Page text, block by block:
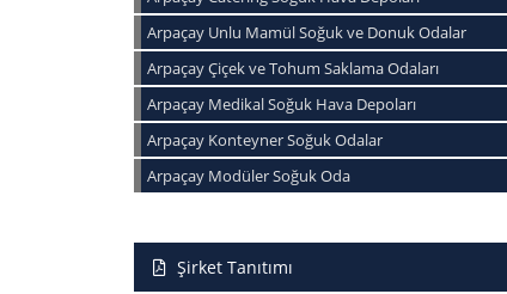
Arpaçay Unlu Mamül Soğuk ve Donuk Odalar
Arpaçay Çiçek ve Tohum Saklama Odaları
Arpaçay Medikal Soğuk Hava Depoları
Arpaçay Konteyner Soğuk Odalar
Arpaçay Modüler Soğuk Oda
Şirket Tanıtımı